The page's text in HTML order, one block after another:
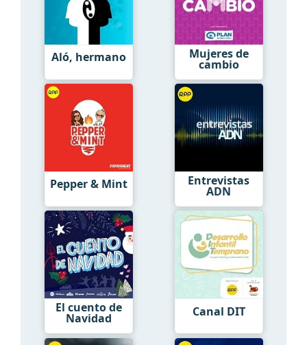
Aló, hermano Mujeres de
cambio
Pepper & Mint Entrevistas
ADN
El cuento de
Navidad Canal DIT